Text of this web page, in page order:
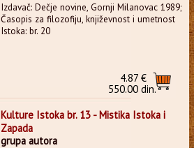
Izdavač: Dečje novine, Gornji Milanovac 1989;
Časopis za filozofiju, književnost i umetnost
Istoka: br. 20
4.87 €
550.00 din.
Kulture Istoka br. 13 - Mistika Istoka i
Zapada
grupa autora